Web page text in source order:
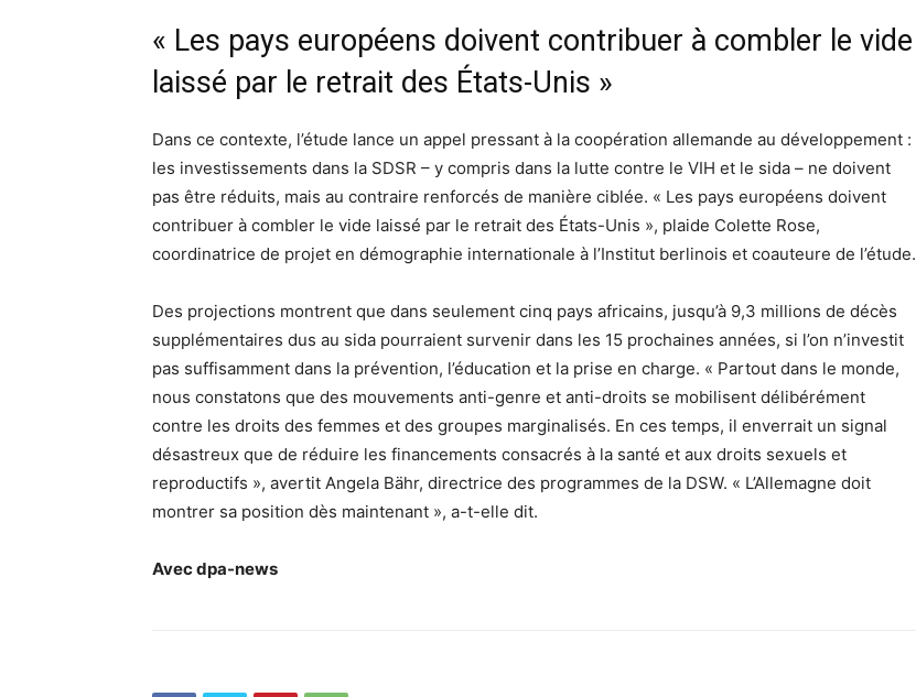
« Les pays européens doivent contribuer à combler le vide
laissé par le retrait des États-Unis »
Dans ce contexte, l’étude lance un appel pressant à la coopération allemande au développement :
les investissements dans la SDSR – y compris dans la lutte contre le VIH et le sida – ne doivent
pas être réduits, mais au contraire renforcés de manière ciblée. « Les pays européens doivent
contribuer à combler le vide laissé par le retrait des États-Unis », plaide Colette Rose,
coordinatrice de projet en démographie internationale à l’Institut berlinois et coauteure de l’étude.
Des projections montrent que dans seulement cinq pays africains, jusqu’à 9,3 millions de décès
supplémentaires dus au sida pourraient survenir dans les 15 prochaines années, si l’on n’investit
pas suffisamment dans la prévention, l’éducation et la prise en charge. « Partout dans le monde,
nous constatons que des mouvements anti-genre et anti-droits se mobilisent délibérément
contre les droits des femmes et des groupes marginalisés. En ces temps, il enverrait un signal
désastreux que de réduire les financements consacrés à la santé et aux droits sexuels et
reproductifs », avertit Angela Bähr, directrice des programmes de la DSW. « L’Allemagne doit
montrer sa position dès maintenant », a-t-elle dit.
Avec dpa-news